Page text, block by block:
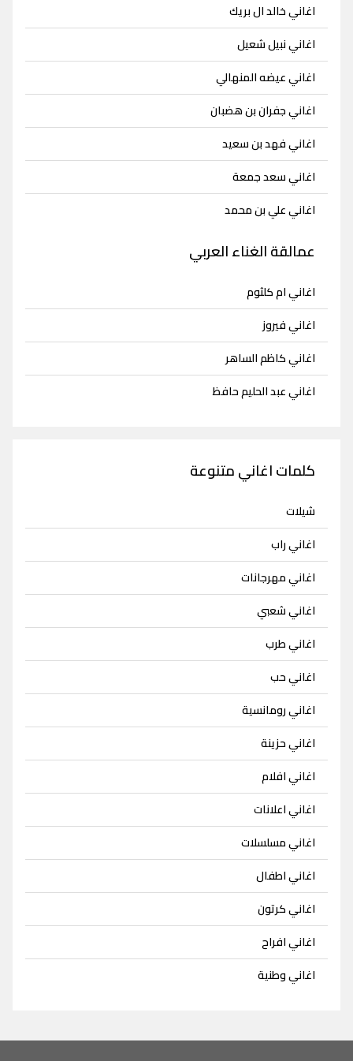
اغاني خالد ال بريك
اغاني نبيل شعيل
اغاني عيضه المنهالي
اغاني جفران بن هضبان
اغاني فهد بن سعيد
اغاني سعد جمعة
اغاني علي بن محمد
عمالقة الغناء العربي
اغاني ام كلثوم
اغاني فيروز
اغاني كاظم الساهر
اغاني عبد الحليم حافظ
كلمات اغاني متنوعة
شيلات
اغاني راب
اغاني مهرجانات
اغاني شعبي
اغاني طرب
اغاني حب
اغاني رومانسية
اغاني حزينة
اغاني افلام
اغاني اعلانات
اغاني مسلسلات
اغاني اطفال
اغاني كرتون
اغاني افراح
اغاني وطنية